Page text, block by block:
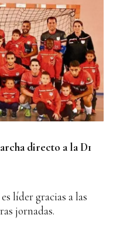
directo a la D1
líder gracias a las
jornadas.